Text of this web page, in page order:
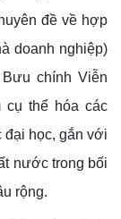
đề về hợp
doanh nghiệp)
chính Viễn
cụ thể hóa các
học, gắn với
nước trong bối
rộng.